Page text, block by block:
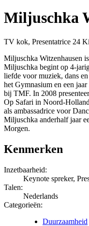
Miljuschka
TV kok, Presentatrice 24
Miljuschka Witzenhausen
Miljuschka begint op 4-
liefde voor muziek, dans
het Gymnasium en een
bij TMF. In 2008
Op Safari in Noord-
als ambassadrice voor
Miljuschka anderhalf jaar
Morgen.
Kenmerken
Inzetbaarheid:
Keynote spreker,
Talen:
Nederlands
Categorieën:
Duurzaamheid